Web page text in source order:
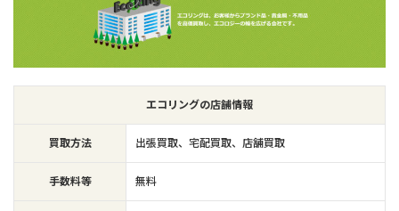
エコリングの店舗情報
買取方法 出張買取、宅配買取、店舗買取
手数料等 無料